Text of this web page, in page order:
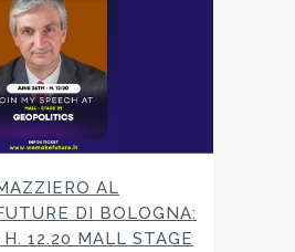
AL
DI BOLOGNA:
12.20 MALL STAGE